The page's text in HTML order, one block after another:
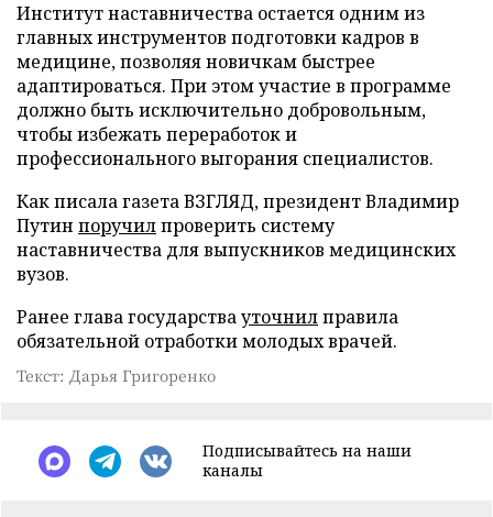
Институт наставничества остается одним из
главных инструментов подготовки кадров в
медицине, позволяя новичкам быстрее
адаптироваться. При этом участие в программе
должно быть исключительно добровольным,
чтобы избежать переработок и
профессионального выгорания специалистов.
Как писала газета ВЗГЛЯД, президент Владимир
Путин поручилпроверить систему
наставничества для выпускников медицинских
вузов.
Ранее глава государствауточнилправила
обязательной отработки молодых врачей.
Текст: Дарья Григоренко
Подписывайтесь на наши
каналы